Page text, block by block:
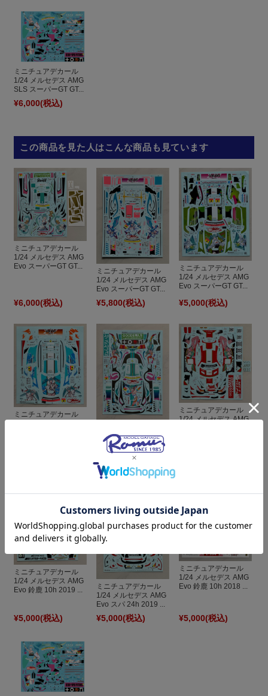
ミニチュアデカール
1/24 メルセデス AMG
SLS スーパーGT GT...
¥6,000(税込)
この商品を見た人はこんな商品も見ています
ミニチュアデカール
1/24 メルセデス AMG
Evo スーパーGT GT...
¥6,000(税込)
ミニチュアデカール
1/24 メルセデス AMG
Evo スーパーGT GT...
¥5,800(税込)
ミニチュアデカール
1/24 メルセデス AMG
Evo スーパーGT GT...
¥5,000(税込)
ミニチュアデカール
1/24 メルセデス AMG
Evo スーパーGT GT...
(税込)
ミニチュアデカール
1/24 メルセデス AMG
ミニチュアデカール
1/24 メルセデス AMG
Evo 鈴鹿 10h 2019 ...
¥5,000(税込)
ミニチュアデカール
1/24 メルセデス AMG
Evo スパ 24h 2019 ...
¥5,000(税込)
ミニチュアデカール
1/24 メルセデス AMG
Evo 鈴鹿 10h 2018 ...
¥5,000(税込)